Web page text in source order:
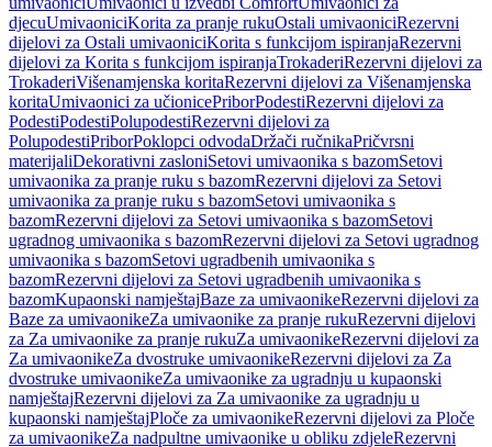
djecuUmivaoniciKorita za pranje rukuOstali umivaoniciRezervni
dijelovi za Ostali umivaoniciKorita s funkcijom ispiranjaRezervni
dijelovi za Korita s funkcijom ispiranjaTrokaderiRezervni dijelovi za
TrokaderiVišenamjenska koritaRezervni dijelovi za Višenamjenska
koritaUmivaonici za učionicePriborPodestiRezervni dijelovi za
PodestiPodestiPolupodestiRezervni dijelovi za
PolupodestiPriborPoklopci odvodaDržači ručnikaPričvrsni
materijaliDekorativni zasloniSetovi umivaonika s bazomSetovi
umivaonika za pranje ruku s bazomRezervni dijelovi za Setovi
umivaonika za pranje ruku s bazomSetovi umivaonika s
bazomRezervni dijelovi za Setovi umivaonika s bazomSetovi
ugradnog umivaonika s bazomRezervni dijelovi za Setovi ugradnog
umivaonika s bazomSetovi ugradbenih umivaonika s
bazomRezervni dijelovi za Setovi ugradbenih umivaonika s
bazomKupaonski namještajBaze za umivaonikeRezervni dijelovi za
Baze za umivaonikeZa umivaonike za pranje rukuRezervni dijelovi
za Za umivaonike za pranje rukuZa umivaonikeRezervni dijelovi za
Za umivaonikeZa dvostruke umivaonikeRezervni dijelovi za Za
dvostruke umivaonikeZa umivaonike za ugradnju u kupaonski
namještajRezervni dijelovi za Za umivaonike za ugradnju u
kupaonski namještajPloče za umivaonikeRezervni dijelovi za Ploče
za umivaonikeZa nadpultne umivaonike u obliku zdjeleRezervni